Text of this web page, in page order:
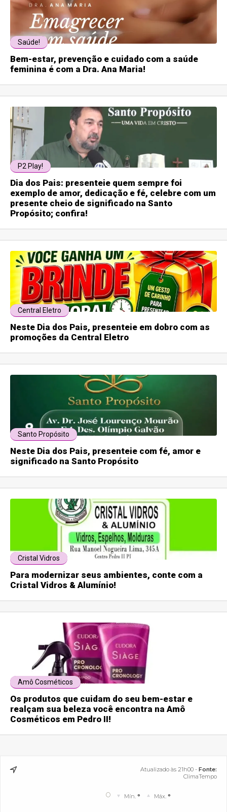
Saúde!
Bem-estar, prevenção e cuidado com a saúde
feminina é com a Dra. Ana Maria!
P2 Play!
Dia dos Pais: presenteie quem sempre foi
exemplo de amor, dedicação e fé, celebre com um
presente cheio de significado na Santo
Propósito; confira!
Central Eletro
Neste Dia dos Pais, presenteie em dobro com as
promoções da Central Eletro
Santo Propósito
Neste Dia dos Pais, presenteie com fé, amor e
significado na Santo Propósito
Cristal Vidros
Para modernizar seus ambientes, conte com a
Cristal Vidros & Alumínio!
Amô Cosméticos
Os produtos que cuidam do seu bem-estar e
realçam sua beleza você encontra na Amô
Cosméticos em Pedro II!
Atualizado às 21h00 - Fonte:
ClimaTempo
° Mín.° Máx.°